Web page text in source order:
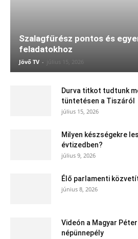
Szalagfűrész pontos és
feladatokhoz
Jövő TV - július 15, 2026
Durva titkot tudtunk
tüntetésen a Tiszáról
július 15, 2026
Milyen készségekre
évtizedben?
július 9, 2026
Élő parlamenti
június 8, 2026
Videón a Magyar
népünnepély